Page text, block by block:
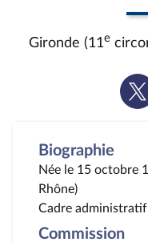
Gironde (11e
la
Biographie
Née le 15 octobre
Rhône)
Cadre
Commission